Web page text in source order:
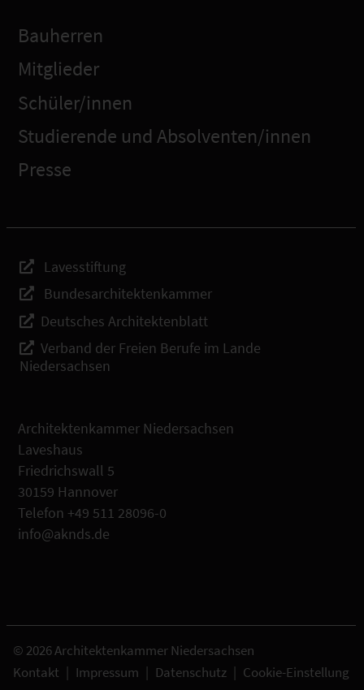
Bauherren
Mitglieder
Schüler/innen
Studierende und Absolventen/innen
Presse
Lavesstiftung
Bundesarchitektenkammer
Deutsches Architektenblatt
Verband der Freien Berufe im Lande
Niedersachsen
Architektenkammer Niedersachsen
Laveshaus
Friedrichswall 5
30159 Hannover
Telefon +49 511 28096-0
info@aknds.de
© 2026 Architektenkammer Niedersachsen
Kontakt | Impressum | Datenschutz | Cookie-Einstellung